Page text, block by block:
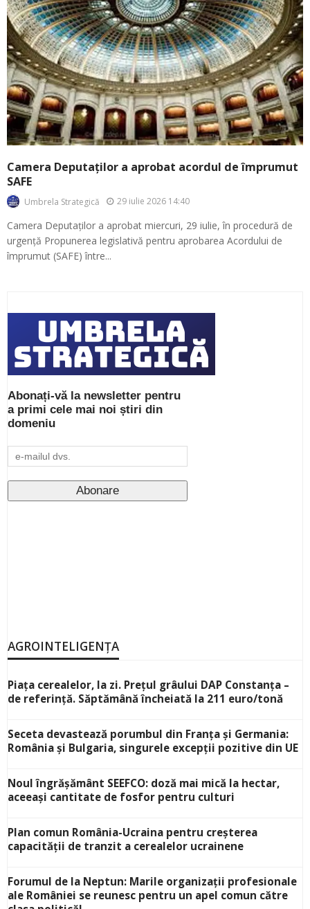
Camera Deputaților a aprobat acordul de împrumut
SAFE
Umbrela Strategică 29 iulie 2026 14:40
Camera Deputaților a aprobat miercuri, 29 iulie, în procedură de
urgență Propunerea legislativă pentru aprobarea Acordului de
împrumut (SAFE) între...
Abonați-vă la newsletter pentru
a primi cele mai noi știri din
domeniu
AGROINTELIGENȚA
Piața cerealelor, la zi. Prețul grâului DAP Constanța –
de referință. Săptămână încheiată la 211 euro/tonă
Seceta devastează porumbul din Franța și Germania:
România și Bulgaria, singurele excepții pozitive din UE
Noul îngrășământ SEEFCO: doză mai mică la hectar,
aceeași cantitate de fosfor pentru culturi
Plan comun România-Ucraina pentru creșterea
capacității de tranzit a cerealelor ucrainene
Forumul de la Neptun: Marile organizații profesionale
ale României se reunesc pentru un apel comun către